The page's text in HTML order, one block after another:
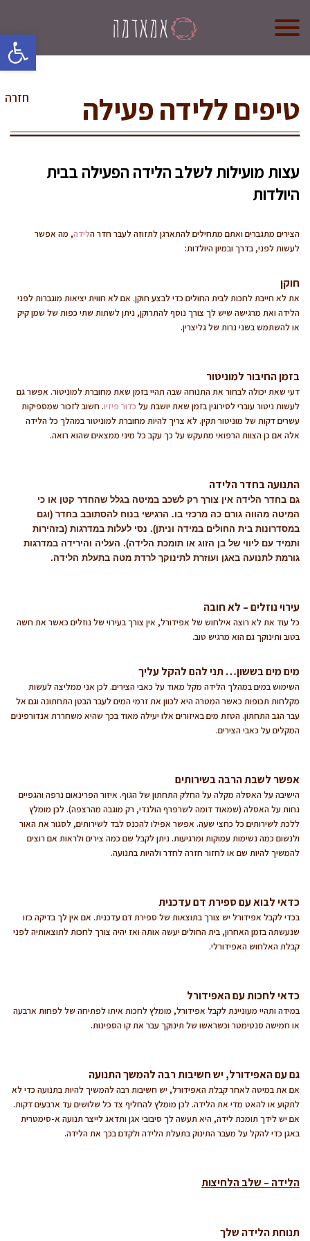
מי אנחנו?
קורס לדולות
קורס הכנה ללידה
חנות (בקרוב)
חזרה טיפים ללידה פעילה
עצות מועילות לשלב הלידה הפעילה בבית
היולדות
הצירים מתגברים ואתם מתחילים להתארגן לתזוזה לעבר חדר הלידה, מה אפשר
לעשות לפני, בדרך ובמיון היולדות:
חוקן
את לא חייבת לחכות לבית החולים כדי לבצע חוקן. אם לא חווית יציאות מוגברות לפני
הלידה ואת מרגישה שיש לך צורך נוסף להתרוקן, ניתן לשתות שתי כפות של שמן קיק
או להשתמש בשני נרות של גליצרין.
בזמן החיבור למוניטור
דעי שאת יכולה לבחור את התנוחה שבה תהיי בזמן שאת מחוברת למוניטור. אפשר גם
לעשות ניטור עוברי לסירוגין בזמן שאת יושבת על כדור פיזיו. חשוב לזכור שמספיקות
עשרים דקות של מוניטור תקין. לא צריך להיות מחוברת למוניטור במהלך כל הלידה
אלה אם כן הצוות הרפואי מתעקש על כך עקב כל מיני ממצאים שהוא רואה.
התנועה בחדר הלידה
גם בחדר הלידה אין צורך רק לשכב במיטה בגלל שהחדר קטן או כי
המיטה מהווה גורם כה מרכזי בו. הרגישי בנוח להסתובב בחדר (וגם
במסדרונות בית החולים במידה וניתן). נסי לעלות במדרגות (בזהירות
ותמיד עם ליווי של בן הזוג או תומכת הלידה). העליה והירידה במדרגות
גורמת לתנועה באגן ועוזרת לתינוקך לרדת מטה בתעלת הלידה.
עירוי נוזלים – לא חובה
כל עוד את לא רוצה אילחוש של אפידורל, אין צורך בעירוי של נוזלים כאשר את חשה
בטוב ותינוקך גם הוא מרגיש טוב.
מים מים בששון… תני להם להקל עליך
השימוש במים במהלך הלידה מקל מאוד על כאבי הצירים. לכן אני ממליצה לעשות
מקלחות תכופות כאשר המטרה היא לכוון את זרמי המים לעבר הבטן התחתונה וגם אל
עבר הגב התחתון. הטזת מים באיזורים אלו יעילה מאוד בכך שהיא משחררת אנדורפינים
המקלים על כאבי הצירים.
אפשר לשבת הרבה בשירותים
הישיבה על האסלה מקלה על החלק התחתון של הגוף. איזור הפרינאום נרפה והגפיים
נחות על האסלה (שמאוד דומה לשרפרף הולנדי, רק מוגבה מהרצפה). לכן מומלץ
ללכת לשירותים כל כחצי שעה. אפשר אפילו להכנס לבד לשירותים, לסגור את האור
ולנשום כמה נשימות עמוקות ומרגיעות. ניתן לקבל שם כמה צירים ולראות אם רוצים
להמשיך להיות שם או לחזור חזרה לחדר ולהיות בתנועה.
כדאי לבוא עם ספירת דם עדכנית
בכדי לקבל אפידורל יש צורך בתוצאות של ספירת דם עדכנית. אם אין לך בדיקה כזו
שנעשתה בזמן האחרון, בית החולים יעשה אותה ואז יהיה צורך לחכות לתוצאותיה לפני
קבלת האלחוש האפידורלי.
כדאי לחכות עם האפידורל
במידה ותהיי מעוניינת לקבל אפידורל, מומלץ לחכות איתו לפתיחה של לפחות ארבעה
או חמישה סנטימטר וכשראשו של תינוקך עבר את קו הספינות.
גם עם האפידורל, יש חשיבות רבה להמשך התנועה
אם את במיטה לאחר קבלת האפידורל, יש חשיבות רבה להמשיך להיות בתנועה כדי לא
לתקוע או להאט מדי את הלידה. לכן מומלץ להחליף צד כל שלושים עד ארבעים דקות.
אם יש לידך תומכת לידה, היא תעשה לך סיבובי אגן ותדאג לייצר תנועה א-סימטרית
באגן כדילהקל על מעבר התינוק בתעלת הלידה ולקדם בכך את הלידה.
הלידה – שלב הלחיצות
תנוחת הלידה שלך